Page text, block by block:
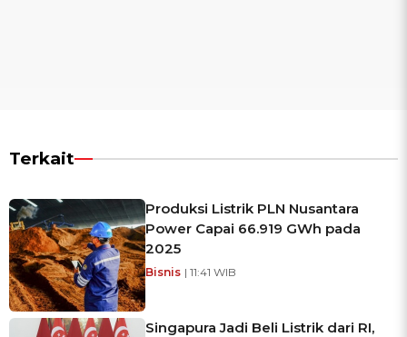
Terkait
Produksi Listrik PLN Nusantara
Power Capai 66.919 GWh pada
2025
Bisnis | 11:41 WIB
Singapura Jadi Beli Listrik dari RI,